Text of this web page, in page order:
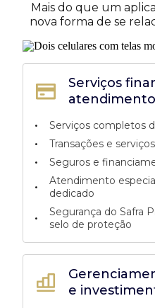
Mais do que um
nova forma de se
e
Serviços
•
Serviços completos
• Transações e
• Seguros e
•
Atendimento
dedicado
•
Segurança do Safra
selo de proteção